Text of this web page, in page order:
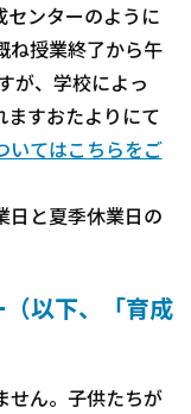
ンターのように
ね授業終了から午
が、学校によっ
ますおたよりにて
いてはこちらをご
日と夏季休業日の
以下、「育成
せん。子供たちが